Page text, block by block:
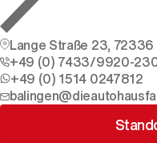
Lange Straße 23, 72336
+49 (0) 7433/9920-
+49 (0) 1514 0247812